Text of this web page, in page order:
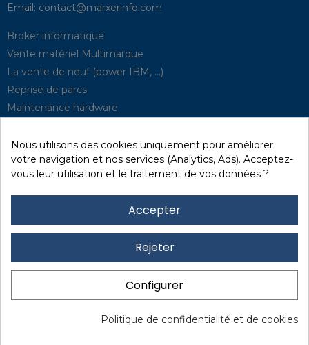
Email: contact@marxerinfo.com​
Broker informatique
Vente matériel Multimarque
La vente de neuf (power IBM, …)
Reprise de parcs
Maintenance hardware
Solutions de P.R.A
Quick / EDD, Syncsort
Location
IProtection des donnéesI
Nous utilisons des cookies uniquement pour améliorer
votre navigation et nos services (Analytics, Ads). Acceptez-
vous leur utilisation et le traitement de vos données ?
Accepter
Rejeter
Configurer
Politique de confidentialité et de cookies